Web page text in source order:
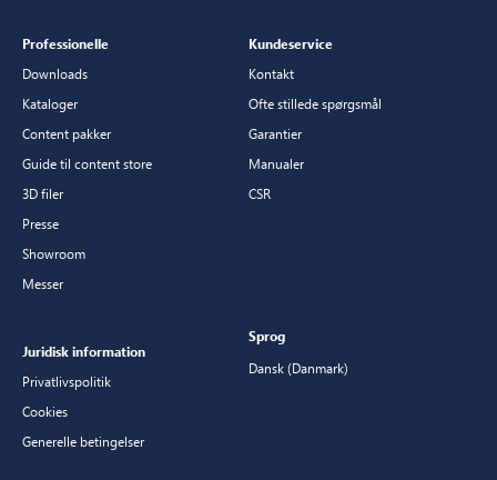
Professionelle
Downloads
Kataloger
Content pakker
Guide til content store
3D filer
Presse
Showroom
Messer
Kundeservice
Kontakt
Ofte stillede spørgsmål
Garantier
Manualer
CSR
Juridisk information
Privatlivspolitik
Cookies
Generelle betingelser
Sprog
Dansk (Danmark)